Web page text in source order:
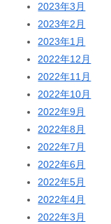
2023年3月
2023年2月
2023年1月
2022年12月
2022年11月
2022年10月
2022年9月
2022年8月
2022年7月
2022年6月
2022年5月
2022年4月
2022年3月